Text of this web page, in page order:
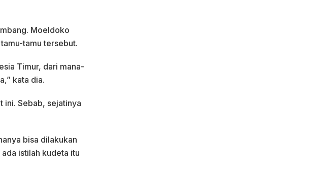
Moeldoko
tamu tersebut.
Timur, dari mana-
kata dia.
ini. Sebab, sejatinya
bisa dilakukan
istilah kudeta itu